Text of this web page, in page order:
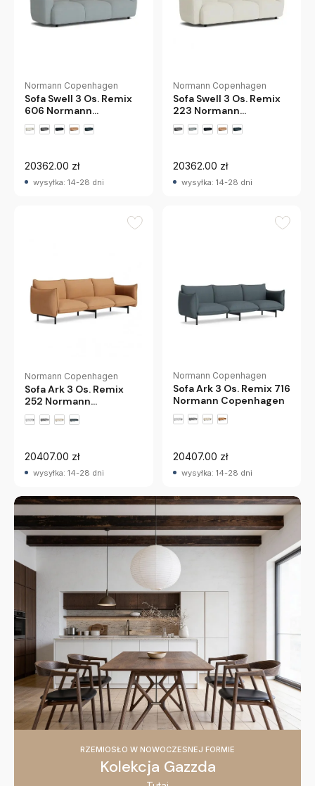
Normann Copenhagen
Sofa Swell 3 Os. Remix
606 Normann
Copenhagen
20362.00 zł
wysyłka: 14-28 dni
Normann Copenhagen
Sofa Swell 3 Os. Remix
223 Normann
Copenhagen
20362.00 zł
wysyłka: 14-28 dni
Normann Copenhagen
Sofa Ark 3 Os. Remix
252 Normann
Copenhagen
20407.00 zł
wysyłka: 14-28 dni
RZEMIOSŁO W NOWOCZESNEJ FORMIE
Kolekcja Gazzda
Normann Copenhagen
Sofa Ark 3 Os. Remix 716
Normann Copenhagen
20407.00 zł
wysyłka: 14-28 dni